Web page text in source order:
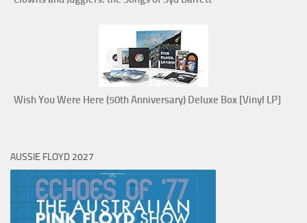
Wish You Were Here (50th Anniversary) Deluxe Box [Vinyl LP]
AUSSIE FLOYD 2027